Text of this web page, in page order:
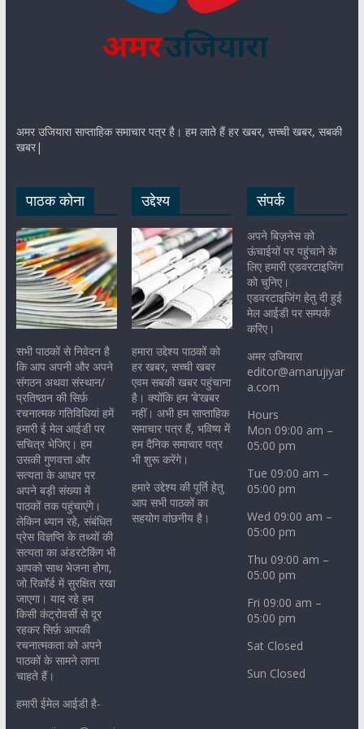
अमर उजियारा साप्ताहिक समाचार पत्र है। हम लाते हैं हर खबर, सच्ची खबर, सबकी
खबर|
पाठक कोना
सभी पाठकों से निवेदन है
कि आप अपनी और अपने
संगठन अथवा संस्थान/
प्रतिष्ठान की सिर्फ़
रचनात्मक गतिविधियां हमें
हमारी ई मेल आईडी पर
सचित्र भेजिए। हम
उसकी गुणवत्ता और
सत्यता के आधार पर
अपने बड़ी संख्या में
पाठकों तक पहुंचाएंगे।
लेकिन ध्यान रहे, संबंधित
प्रेस विज्ञप्ति के तथ्यों की
सत्यता का अंडरटेकिंग भी
आपको साथ भेजना होगा,
जो रिकॉर्ड में सुरक्षित रखा
जाएगा। याद रहे हम
किसी कंट्रोवर्सी से दूर
रहकर सिर्फ़ आपकी
रचनात्मकता को अपने
पाठकों के सामने लाना
चाहते हैं।
हमारी ईमेल आईडी है-
उद्देश्य
हमारा उद्देश्य पाठकों को
हर खबर, सच्ची खबर
एवम सबकी खबर पहुंचाना
है। क्योंकि हम ‘बे’खबर
नहीं। अभी हम साप्ताहिक
समाचार पत्र हैं, भविष्य में
हम दैनिक समाचार पत्र
भी शुरू करेंगे।
हमारे उद्देश्य की पूर्ति हेतु
आप सभी पाठकों का
सहयोग वांछनीय है।
संपर्क
अपने बिज़नेस को
ऊंचाईयों पर पहुंचाने के
लिए हमारी एडवरटाइजिंग
को चुनिए।
एडवरटाइजिंग हेतु दी हुई
मेल आईडी पर सम्पर्क
करिए।
अमर उजियारा
editor@amarujiyar
a.com
Hours
Mon 09:00 am –
05:00 pm
Tue 09:00 am –
05:00 pm
Wed 09:00 am –
05:00 pm
Thu 09:00 am –
05:00 pm
Fri 09:00 am –
05:00 pm
Sat Closed
Sun Closed